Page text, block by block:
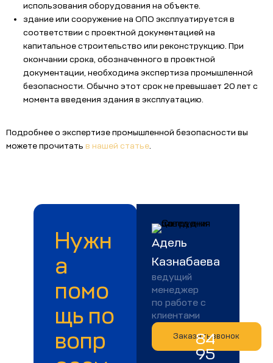
использования оборудования на объекте.
здание или сооружение на ОПО эксплуатируется в
соответствии с проектной документацией на
капитальное строительство или реконструкцию. При
окончании срока, обозначенного в проектной
документации, необходима экспертиза промышленной
безопасности. Обычно этот срок не превышает 20 лет с
момента введения здания в эксплуатацию.
Подробнее о экспертизе промышленной безопасности вы
можете прочитать в нашей статье.
Нужн
а
помо
щь по
вопр
Адель
Казнабаева
ведущий
менеджер
по работе с
клиентами
Заказать звонок
84
95